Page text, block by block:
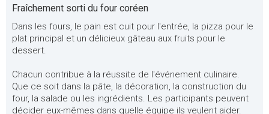
Fraîchement sorti du four coréen
Dans les fours, le pain est cuit pour l'entrée, la pizza pour le
plat principal et un délicieux gâteau aux fruits pour le
dessert.
Chacun contribue à la réussite de l'événement culinaire.
Que ce soit dans la pâte, la décoration, la construction du
four, la salade ou les ingrédients. Les participants peuvent
décider eux-mêmes dans quelle équipe ils veulent aider.